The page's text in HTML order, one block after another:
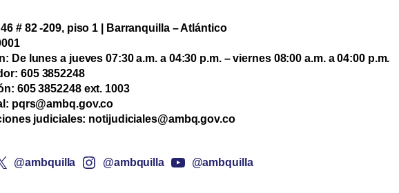
# 82 -209, piso 1 | Barranquilla – Atlántico
De lunes a jueves 07:30 a.m. a 04:30 p.m. – viernes 08:00 a.m. a 04:00 p.m.
‪605 3852248
‪605 3852248 ext. 1003
pqrs@ambq.gov.co
judiciales: notijudiciales@ambq.gov.co
@ambquilla @ambquilla @ambquilla